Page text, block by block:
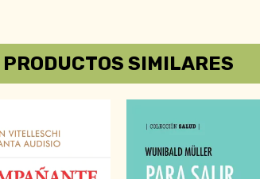
PRODUCTOS SIMILARES